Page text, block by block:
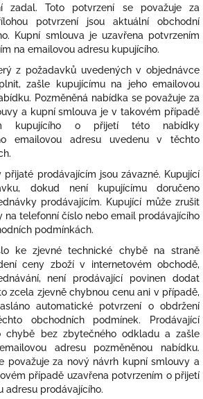
zadal. Toto potvrzení se považuje za
potvrzení jsou aktuální obchodní
Kupní smlouva je uzavřena potvrzením
na emailovou adresu kupujícího.
z požadavků uvedených v objednávce
zašle kupujícímu na jeho emailovou
Pozměněná nabídka se považuje za
a kupní smlouva je v takovém případě
kupujícího o přijetí této nabídky
emailovou adresu uvedenu v těchto
přijaté prodávajícím jsou závazné. Kupující
dokud není kupujícímu doručeno
prodávajícím. Kupující může zrušit
telefonní číslo nebo email prodávajícího
podmínkách.
ke zjevné technické chybě na straně
ceny zboží v internetovém obchodě,
není prodávající povinen dodat
zcela zjevně chybnou cenu ani v případě,
automatické potvrzení o obdržení
obchodních podmínek. Prodávající
chybě bez zbytečného odkladu a zašle
adresu pozměněnou nabídku.
považuje za nový návrh kupní smlouvy a
případě uzavřena potvrzením o přijetí
adresu prodávajícího.